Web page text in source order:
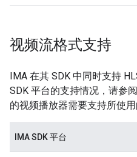
视频流格式支持
IMA 在其 SDK 中同时支持
SDK 平台的支持情况，请参
的视频播放器需要支持所使用
IMA SDK 平台